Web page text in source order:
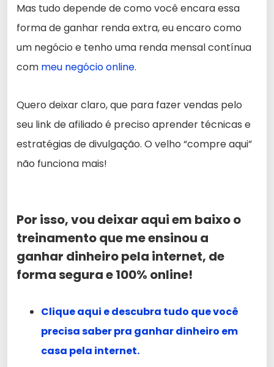
Mas tudo depende de como você encara essa
forma de ganhar renda extra, eu encaro como
um negócio e tenho uma renda mensal contínua
com meu negócio online.
Quero deixar claro, que para fazer vendas pelo
seu link de afiliado é preciso aprender técnicas e
estratégias de divulgação. O velho “compre aqui”
não funciona mais!
Por isso, vou deixar aqui em baixo o
treinamento que me ensinou a
ganhar dinheiro pela internet, de
forma segura e 100% online!
Clique aqui e descubra tudo que você
precisa saber pra ganhar dinheiro em
casa pela internet.